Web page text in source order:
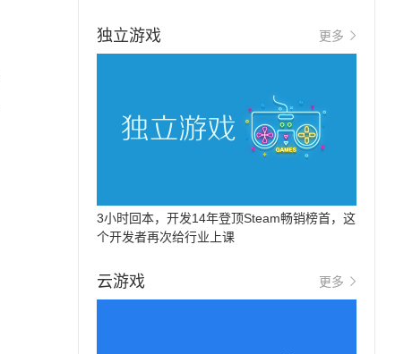
独立游戏 更多
3小时回本，开发14年登顶Steam畅销榜首，这
个开发者再次给行业上课
云游戏 更多